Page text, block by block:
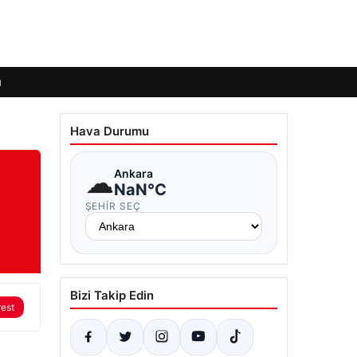
Hava Durumu
☁Ankara
NaN°C
ŞEHIR SEÇ
Bizi Takip Edin